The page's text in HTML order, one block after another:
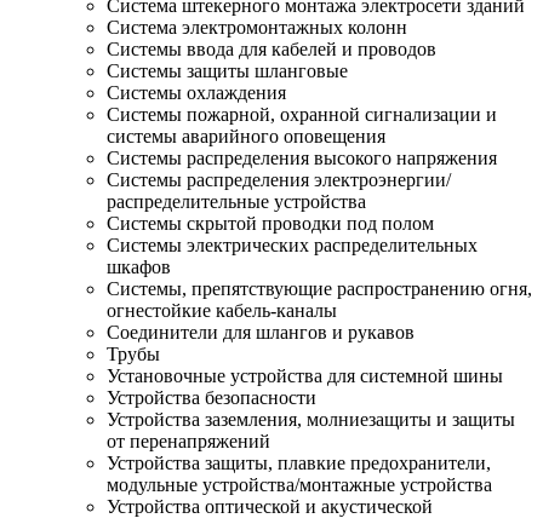
Система штекерного монтажа электросети зданий
Система электромонтажных колонн
Системы ввода для кабелей и проводов
Системы защиты шланговые
Системы охлаждения
Системы пожарной, охранной сигнализации и
системы аварийного оповещения
Системы распределения высокого напряжения
Системы распределения электроэнергии/
распределительные устройства
Системы скрытой проводки под полом
Системы электрических распределительных
шкафов
Системы, препятствующие распространению огня,
огнестойкие кабель-каналы
Соединители для шлангов и рукавов
Трубы
Установочные устройства для системной шины
Устройства безопасности
Устройства заземления, молниезащиты и защиты
от перенапряжений
Устройства защиты, плавкие предохранители,
модульные устройства/монтажные устройства
Устройства оптической и акустической